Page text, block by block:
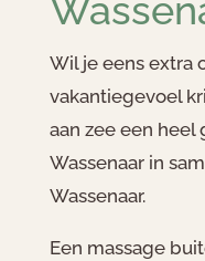
Wil je eens extra
vakantiegevoel
aan zee een heel
Wassenaar in
Wassenaar.
Een massage